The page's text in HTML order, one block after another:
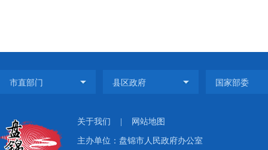
关于我们 网站地图
主办单位：盘锦市人民政府办公室